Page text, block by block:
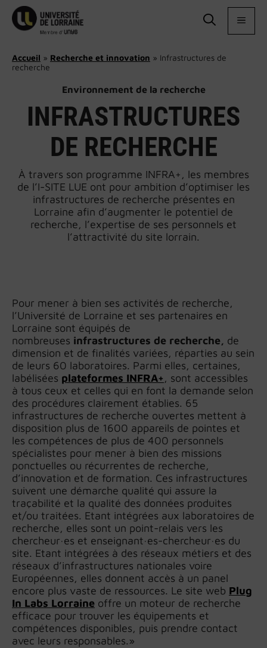
Aller
contenu
Accueil » Recherche et innovation » Infrastructures de
recherche
Environnement de la recherche
INFRASTRUCTURES
DE RECHERCHE
À travers son programme INFRA+, les membres
de l’I-SITE LUE ont pour ambition d’optimiser les
infrastructures de recherche présentes en
Lorraine afin d’augmenter le potentiel de
recherche, l’expertise de ses personnels et
l’attractivité du site lorrain.
Pour mener à bien ses activités de recherche,
l’Université de Lorraine et ses partenaires en
Lorraine sont équipés de
nombreuses infrastructures de recherche, de
dimension et de finalités variées, réparties au sein
de leurs 60 laboratoires. Parmi elles, certaines,
labélisées plateformes INFRA+, sont accessibles
à tous ceux et celles qui en font la demande selon
des procédures clairement établies. 65
infrastructures de recherche ouvertes mettent à
disposition plus de 1600 appareils de pointes et
les compétences de plus de 400 personnels
spécialistes pour mener à bien des missions
ponctuelles ou récurrentes de recherche,
d’innovation et de formation. Ces infrastructures
suivent une démarche qualité qui assure la
traçabilité et la qualité des données produites
et/ou traitées. Etant intégrées aux laboratoires de
recherche, elles sont un point-relais vers les
chercheur·es et enseignant·es-chercheur·es du
site. Etant intégrées à des réseaux métiers et des
réseaux d’infrastructures nationales voire
Européennes, elles donnent accès à un panel
encore plus vaste de ressources. Le site web Plug
In Labs Lorraine offre un moteur de recherche
efficace pour trouver les équipements et
compétences disponibles, puis prendre contact
avec leurs responsables.»